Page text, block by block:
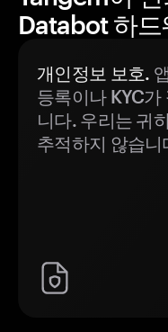
Databot 하드
개인정보 보호.
등록이나 KYC
니다. 우리는 귀
추적하지 않습니